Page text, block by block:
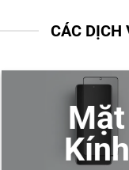
CÁC DỊCH
Mặt
Kính